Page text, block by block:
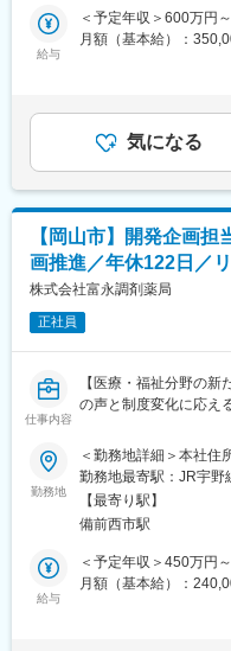
・シンフォニービル1
・近くには、商店街
・本社との連携業務 等
ローを行いスムーズな
提案先は病院や介護施
す。
■業務の特徴：
・医療機関と年間契約
す。そのため、数字を
アフターフォローまで
ることが大切な営業ス
・賞与は目標に対する
月分、加えて成績上
はしっかり賞与で還元
クボーンとして存在し
高く非常に動きやすい
■当社について：
始め、医療・介護用品
務として行なってきま
給与
＜予定年収＞600万円
月額（基本給）：
＞※給与詳細は、キャ
■賞与：年2回※業績に
目安の金額であり、選
給(月額)は固定手当を
気になる
【岡山市】開発企画
画推進／年休122日／
株式会社富永調剤薬局
正社員
仕事内容
【医療・福祉分野の
の声と制度変化に応え
■業務概要
当社は岡山・倉敷・玉
し、地域医療や福祉の
は、地域包括ケアや社
福祉の現場の声をもと
います。社会的意義の
向上の一翼を担います
勤務地
＜勤務地詳細＞本社住
勤務地最寄駅：JR宇野
禁煙変更の範囲：無
【最寄り駅】
備前西市駅
給与
＜予定年収＞450万円
月額（基本給）：